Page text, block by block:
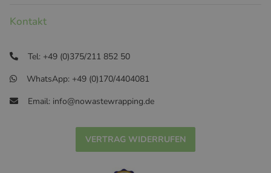
Kontakt
Tel: +49 (0)375/211 852 50
WhatsApp: +49 (0)170/4404081
Email: info@nowastewrapping.de
VERTRAG WIDERRUFEN